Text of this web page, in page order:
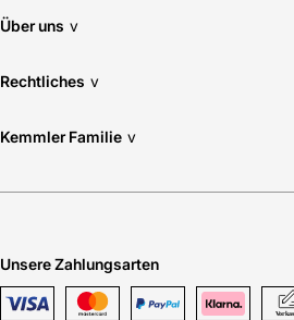
Über uns v
Rechtliches v
Kemmler Familie v
Unsere Zahlungsarten